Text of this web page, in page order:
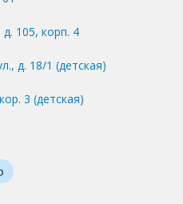
105, корп. 4
д. 18/1 (детская)
3 (детская)